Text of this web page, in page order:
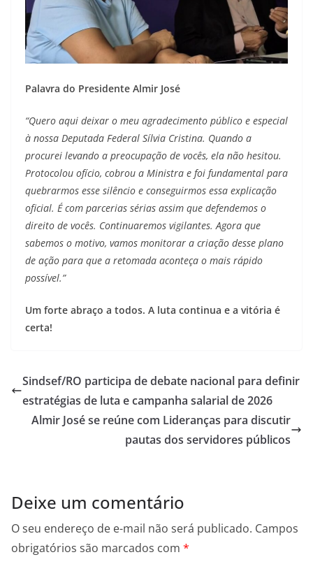
Palavra do Presidente Almir José
“Quero aqui deixar o meu agradecimento público e especial
à nossa Deputada Federal Sílvia Cristina. Quando a
procurei levando a preocupação de vocês, ela não hesitou.
Protocolou ofício, cobrou a Ministra e foi fundamental para
quebrarmos esse silêncio e conseguirmos essa explicação
oficial. É com parcerias sérias assim que defendemos o
direito de vocês. Continuaremos vigilantes. Agora que
sabemos o motivo, vamos monitorar a criação desse plano
de ação para que a retomada aconteça o mais rápido
possível.”
Um forte abraço a todos. A luta continua e a vitória é
certa!
Sindsef/RO participa de debate nacional para definir
estratégias de luta e campanha salarial de 2026
Almir José se reúne com Lideranças para discutir
pautas dos servidores públicos
Deixe um comentário
O seu endereço de e-mail não será publicado. Campos
obrigatórios são marcados com *